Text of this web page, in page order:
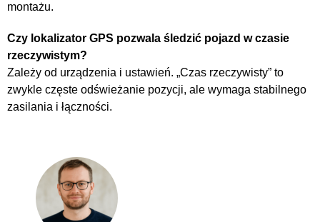
montażu.
Czy lokalizator GPS pozwala śledzić pojazd w czasie
rzeczywistym?
Zależy od urządzenia i ustawień. „Czas rzeczywisty” to
zwykle częste odświeżanie pozycji, ale wymaga stabilnego
zasilania i łączności.